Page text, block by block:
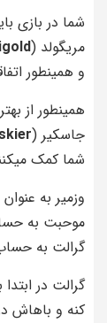
شما در بازی
مریگولد (
و همینطور
همینطور از
جاسکیر (
شما کمک
وزمیر به
موحبت به
گرالت به
گرالت در
کنه و باهاش